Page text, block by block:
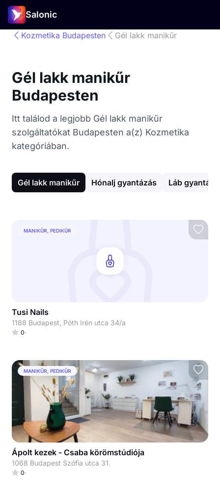
Salonic
Kozmetika Budapesten Gél lakk manikűr
Gél lakk manikűr
Budapesten
Itt találod a legjobb Gél lakk manikűr
szolgáltatókat Budapesten a(z) Kozmetika
kategóriában.
Gél lakk manikűr Hónalj gyantázás Láb
MANIKŰR, PEDIKŰR
Tusi Nails
1188 Budapest, Póth Irén utca 34/a
0
MANIKŰR, PEDIKŰR
Ápolt kezek - Csaba körömstúdiója
1068 Budapest Szófia utca 31.
0